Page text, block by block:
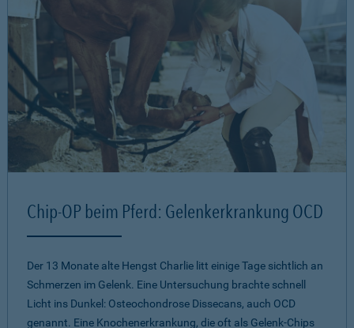
Chip-OP beim Pferd: Gelenkerkrankung OCD
Der 13 Monate alte Hengst Charlie litt einige Tage sichtlich an
Schmerzen im Gelenk. Eine Untersuchung brachte schnell
Licht ins Dunkel: Osteochondrose Dissecans, auch OCD
genannt. Eine Knochenerkrankung, die oft als Gelenk-Chips